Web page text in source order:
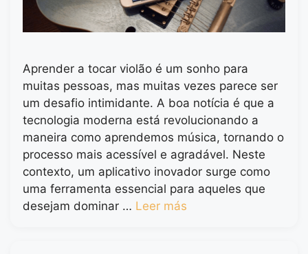
Aprender a tocar violão é um sonho para
muitas pessoas, mas muitas vezes parece ser
um desafio intimidante. A boa notícia é que a
tecnologia moderna está revolucionando a
maneira como aprendemos música, tornando o
processo mais acessível e agradável. Neste
contexto, um aplicativo inovador surge como
uma ferramenta essencial para aqueles que
desejam dominar … Leer más